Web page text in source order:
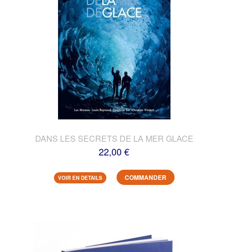
DANS LES SECRETS DE LA MER GLACE
22,00 €
VOIR EN DETAILS COMMANDER